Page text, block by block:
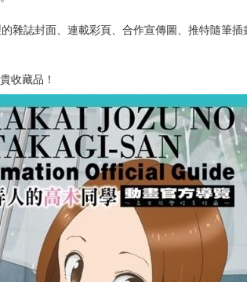
，隨時隨地都要捉弄你！
的第二部插畫集合體登場！
角色服裝設定、背景／美術設計等大量精采的
雜誌封面、連載彩頁、合作宣傳圖、推特隨筆
收藏品！